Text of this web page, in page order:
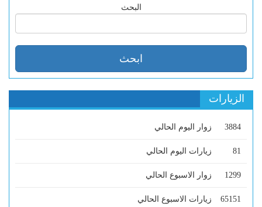
البحث
الزيارات
3884 زوار اليوم الحالي
81 زيارات اليوم الحالي
1299 زوار الاسبوع الحالي
65151 زيارات الاسبوع الحالي